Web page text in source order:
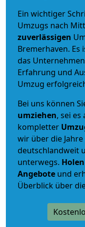
Ein wichtiger
Umzugs nach
zuverlässigen
Bremerhaven. Es
das
Erfahrung und
Umzug
Bei uns können
umziehen, sei es
kompletter
wir über die
deutschlandweit
unterwegs.
Angebote und
Überblick über